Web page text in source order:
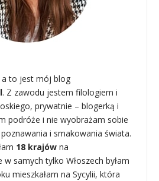
a to jest mój blog
. Z zawodu jestem filologiem i
prywatnie – blogerką i
podróże i nie wyobrażam sobie
i smakowania świata.
18 krajów na
w samych tylko Włoszech byłam
mieszkałam na Sycylii, która